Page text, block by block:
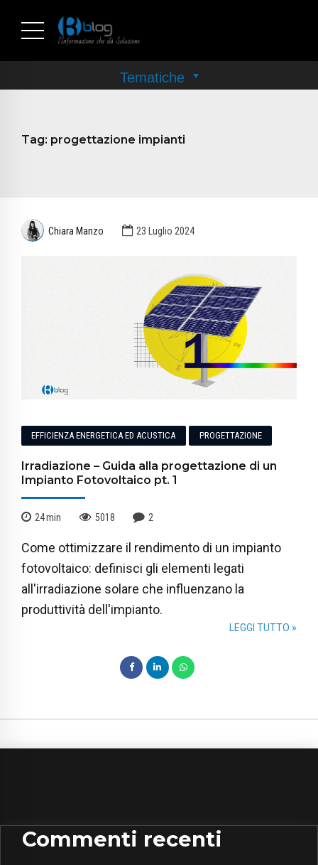
Tag: progettazione impianti
Chiara Manzo 23 Luglio 2024
EFFICIENZA ENERGETICA ED ACUSTICA PROGETTAZIONE
Irradiazione – Guida alla progettazione di un
Impianto Fotovoltaico pt. 1
24min 5018 2
Come ottimizzare il rendimento di un impianto
fotovoltaico: definisci gli elementi legati
all'irradiazione solare che influenzano la
produttività dell'impianto.
LEGGI TUTTO »
Commenti recenti